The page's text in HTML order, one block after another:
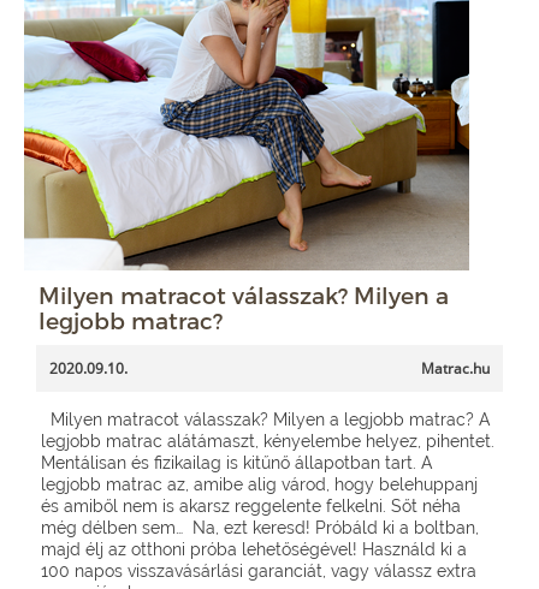
Milyen matracot válasszak? Milyen a
legjobb matrac?
2020.09.10. Matrac.hu
Milyen matracot válasszak? Milyen a legjobb matrac? A
legjobb matrac alátámaszt, kényelembe helyez, pihentet.
Mentálisan és fizikailag is kitűnő állapotban tart. A
legjobb matrac az, amibe alig várod, hogy belehuppanj
és amiből nem is akarsz reggelente felkelni. Sőt néha
még délben sem… Na, ezt keresd! Próbáld ki a boltban,
majd élj az otthoni próba lehetőségével! Használd ki a
100 napos visszavásárlási garanciát, vagy válassz extra